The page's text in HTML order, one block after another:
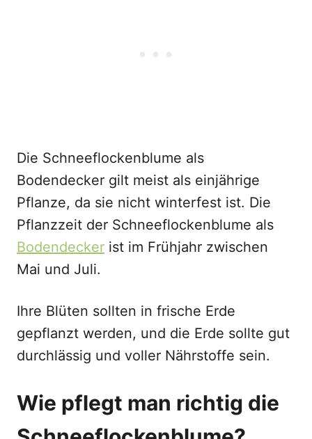
Die Schneeflockenblume als
Bodendecker gilt meist als einjährige
Pflanze, da sie nicht winterfest ist. Die
Pflanzzeit der Schneeflockenblume als
Bodendecker ist im Frühjahr zwischen
Mai und Juli.
Ihre Blüten sollten in frische Erde
gepflanzt werden, und die Erde sollte gut
durchlässig und voller Nährstoffe sein.
Wie pflegt man richtig die